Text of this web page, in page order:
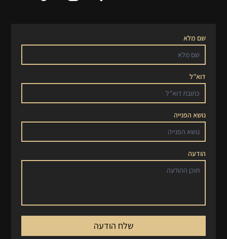
שם מלא
דוא”ל
נושא הפנייה
הודעה